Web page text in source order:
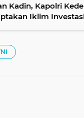
Kadin, Kapolri
Iklim